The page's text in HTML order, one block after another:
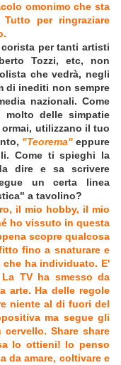
omonimo che sta
per ringraziare
per tanti artisti
Tozzi, etc, non
che vedrà, negli
di inediti non sempre
nazionali. Come
delle simpatie
utilizzano il tuo
"Teorema"eppure
Come ti spieghi la
dire e sa scrivere
un certa linea
a tavolino?
il mio hobby, il mio
ho vissuto in questa
scopre qualcosa
fino a snaturare e
ha individuato. E'
TV ha smesso da
arte. Ha delle regole
niente al di fuori del
ma segue gli
Share share
lo ottieni! Io penso
da amare, coltivare e